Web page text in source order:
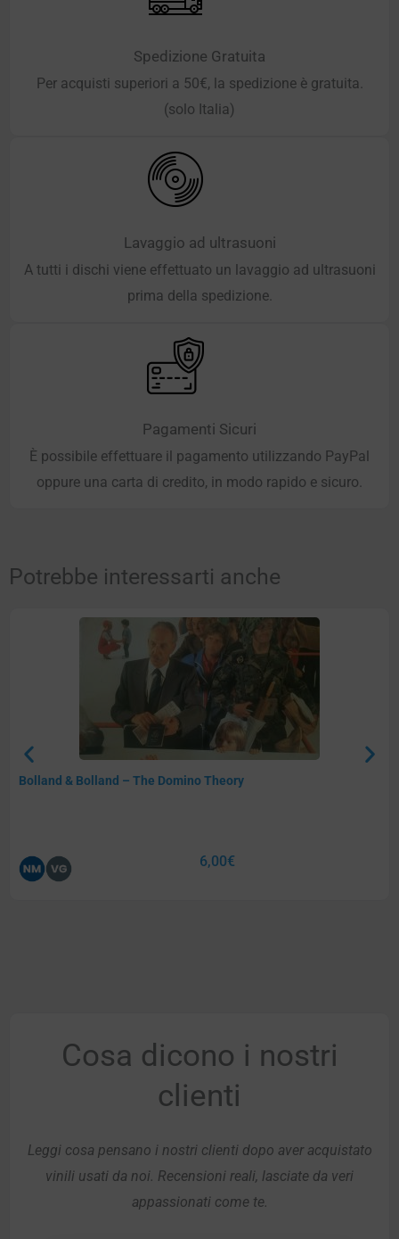
Spedizione Gratuita
Per acquisti superiori a 50€, la spedizione è gratuita.
(solo Italia)
Lavaggio ad ultrasuoni
A tutti i dischi viene effettuato un lavaggio ad ultrasuoni
prima della spedizione.
Pagamenti Sicuri
È possibile effettuare il pagamento utilizzando PayPal
oppure una carta di credito, in modo rapido e sicuro.
Potrebbe interessarti anche
Bolland & Bolland – The Domino Theory
6,00€
Cosa dicono i nostri
clienti
Leggi cosa pensano i nostri clienti dopo aver acquistato
vinili usati da noi. Recensioni reali, lasciate da veri
appassionati come te.